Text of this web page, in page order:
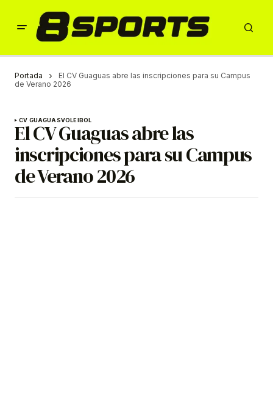
Portada
El CV Guaguas abre las inscripciones para su Campus
de Verano 2026
CV GUAGUASVOLEIBOL
El CV Guaguas abre las
inscripciones para su Campus
de Verano 2026